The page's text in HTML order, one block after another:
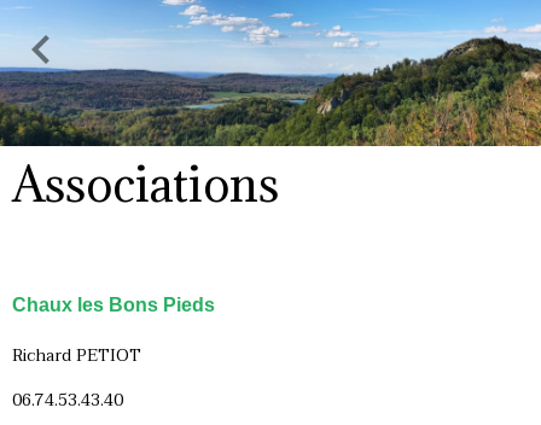
Associations
Chaux les Bons Pieds
Richard PETIOT
06.74.53.43.40